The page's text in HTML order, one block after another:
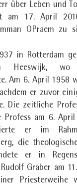
über Leben und
am 17. April
OPraem zu
in Rotterdam
Heeswijk,
Am 6. April 1958
er zuvor
Die zeitliche
am 6.
er im
die
er in
Graber am
Priesterweihe